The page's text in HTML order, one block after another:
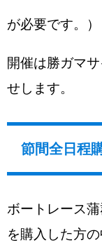
が必要です。）
開催は勝ガマ
せします。
節間全日程
ボートレース
を購入した方